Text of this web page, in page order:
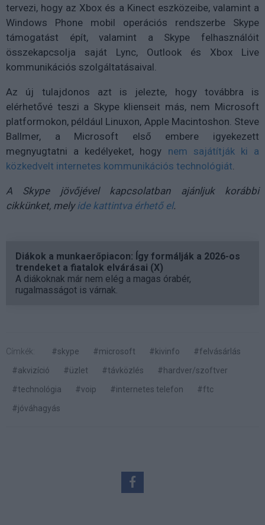
tervezi, hogy az Xbox és a Kinect eszközeibe, valamint a
Windows Phone mobil operációs rendszerbe Skype
támogatást épít, valamint a Skype felhasználóit
összekapcsolja saját Lync, Outlook és Xbox Live
kommunikációs szolgáltatásaival.
Az új tulajdonos azt is jelezte, hogy továbbra is
elérhetővé teszi a Skype klienseit más, nem Microsoft
platformokon, például Linuxon, Apple Macintoshon. Steve
Ballmer, a Microsoft első embere igyekezett
megnyugtatni a kedélyeket, hogy nem sajátítják ki a
közkedvelt internetes kommunikációs technológiát.
A Skype jövőjével kapcsolatban ajánljuk korábbi
cikkünket, melyide kattintva érhető el.
Diákok a munkaerőpiacon: Így formálják a 2026-os
trendeket a fiatalok elvárásai (X)
A diákoknak már nem elég a magas órabér,
rugalmasságot is várnak.
Címkék: #skype #microsoft #kivinfo
#felvásárlás
#akvizíció
#üzlet #távközlés
#hardver/szoftver
#technológia
#voip #internetes telefon
#ftc
#jóváhagyás